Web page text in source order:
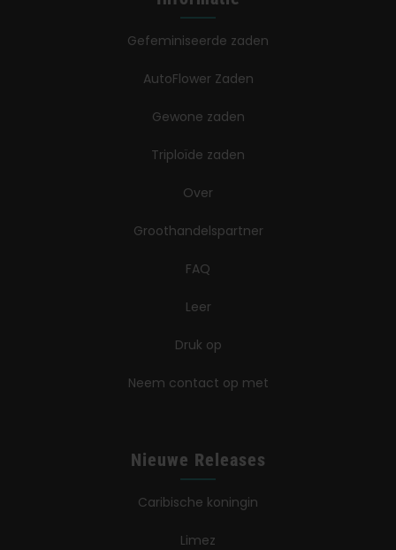
Gefeminiseerde zaden
AutoFlower Zaden
Gewone zaden
Triploïde zaden
Over
Groothandelspartner
FAQ
Leer
Druk op
Neem contact op met
Nieuwe Releases
Caribische koningin
Limez